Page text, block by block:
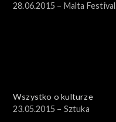
28.06.2015 – Malta Festival
Wszystko o kulturze
23.05.2015 – Sztuka